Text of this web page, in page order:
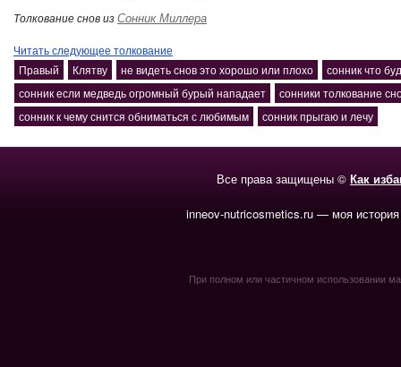
Толкование снов изСонник Миллера
Читать следующее толкование
Правый
Клятву не видеть снов это хорошо или плохо
сонник что
сонник если медведь огромный бурый нападает
сонники толкование
сонник к чему снится обниматься с любимым
сонник прыгаю и лечу
Все права защищены © Как
inneov-nutricosmetics.ru — моя
При полном или частичном использовании